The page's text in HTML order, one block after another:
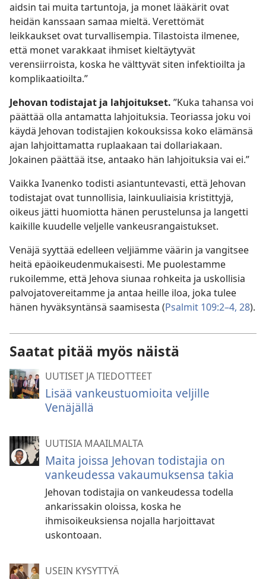
aidsin tai muita tartuntoja, ja monet lääkärit ovat
heidän kanssaan samaa mieltä. Verettömät
leikkaukset ovat turvallisempia. Tilastoista ilmenee,
että monet varakkaat ihmiset kieltäytyvät
verensiirroista, koska he välttyvät siten infektioilta ja
komplikaatioilta.”
Jehovan todistajat ja lahjoitukset. ”Kuka tahansa voi
päättää olla antamatta lahjoituksia. Teoriassa joku voi
käydä Jehovan todistajien kokouksissa koko elämänsä
ajan lahjoittamatta ruplaakaan tai dollariakaan.
Jokainen päättää itse, antaako hän lahjoituksia vai ei.”
Vaikka Ivanenko todisti asiantuntevasti, että Jehovan
todistajat ovat tunnollisia, lainkuuliaisia kristittyjä,
oikeus jätti huomiotta hänen perustelunsa ja langetti
kaikille kuudelle veljelle vankeusrangaistukset.
Venäjä syyttää edelleen veljiämme väärin ja vangitsee
heitä epäoikeudenmukaisesti. Me puolestamme
rukoilemme, että Jehova siunaa rohkeita ja uskollisia
palvojatovereitamme ja antaa heille iloa, joka tulee
hänen hyväksyntänsä saamisesta (Psalmit 109:2–4, 28).
Saatat pitää myös näistä
UUTISET JA TIEDOTTEET
Lisää vankeustuomioita veljille
Venäjällä
UUTISIA MAAILMALTA
Maita joissa Jehovan todistajia on
vankeudessa vakaumuksensa takia
Jehovan todistajia on vankeudessa todella
ankarissakin oloissa, koska he
ihmisoikeuksiensa nojalla harjoittavat
uskontoaan.
USEIN KYSYTTYÄ